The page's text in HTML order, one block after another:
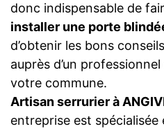
donc indispensable de
installer une porte
d’obtenir les bons conseils
auprès d’un professionnel
votre commune.
Artisan serrurier à
entreprise est